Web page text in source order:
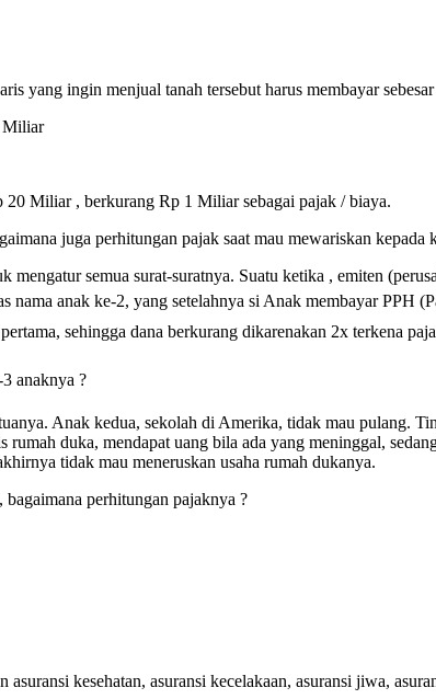
yang ingin menjual tanah tersebut harus membayar sebesar
Miliar
20 Miliar , berkurang Rp 1 Miliar sebagai pajak / biaya.
juga perhitungan pajak saat mau mewariskan kepada
semua surat-suratnya. Suatu ketika , emiten
nama anak ke-2, yang setelahnya si Anak membayar PPH
sehingga dana berkurang dikarenakan 2x terkena
anaknya ?
Anak kedua, sekolah di Amerika, tidak mau pulang.
duka, mendapat uang bila ada yang meninggal,
tidak mau meneruskan usaha rumah dukanya.
perhitungan pajaknya ?
kesehatan, asuransi kecelakaan, asuransi jiwa,